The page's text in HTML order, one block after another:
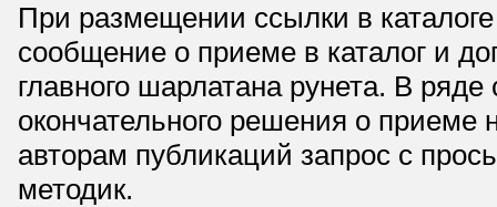
При размещении ссылки в
сообщение о приеме в каталог и
главного шарлатана рунета. В
окончательного решения о приеме
авторам публикаций запрос с
методик.